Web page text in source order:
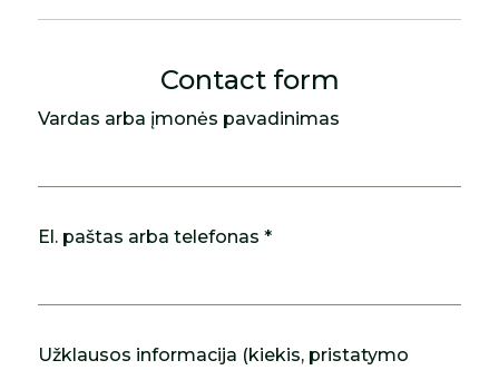
Contact form
Vardas arba įmonės pavadinimas
El. paštas arba telefonas *
Užklausos informacija (kiekis, pristatymo